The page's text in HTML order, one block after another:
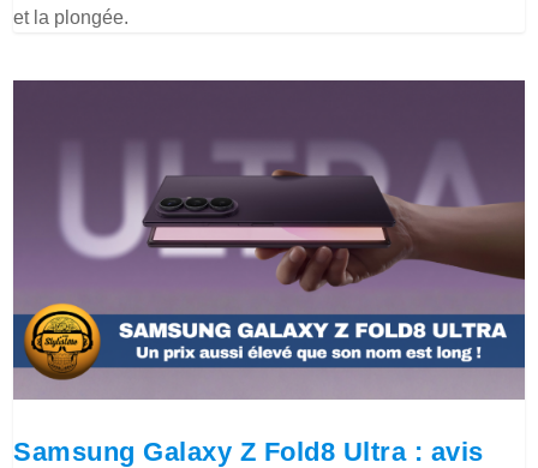
et la plongée.
Samsung Galaxy Z Fold8 Ultra : avis